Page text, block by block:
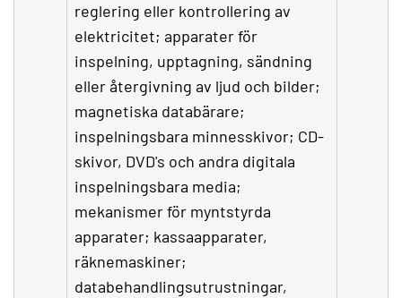
reglering eller kontrollering av
elektricitet; apparater för
inspelning, upptagning, sändning
eller återgivning av ljud och bilder;
magnetiska databärare;
inspelningsbara minnesskivor; CD-
skivor, DVD's och andra digitala
inspelningsbara media;
mekanismer för myntstyrda
apparater; kassaapparater,
räknemaskiner;
databehandlingsutrustningar,